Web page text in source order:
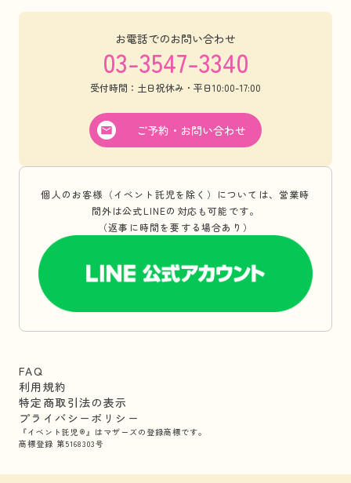
お電話でのお問い合わせ
03-3547-3340
受付時間：土日祝休み・平日10:00-17:00
ご予約・お問い合わせ
個人のお客様（イベント託児を除く）については、営業時
間外は公式LINEの対応も可能です。
（返事に時間を要する場合あり）
FAQ
利用規約
特定商取引法の表示
プライバシーポリシー
『イベント託児®』はマザーズの登録商標です。
商標登録 第5168303号